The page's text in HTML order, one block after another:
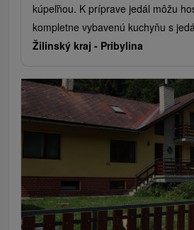
kúpeľňou. K príprave jedál môžu
kompletne vybavenú kuchyňu s
Žilinský kraj - Pribylina